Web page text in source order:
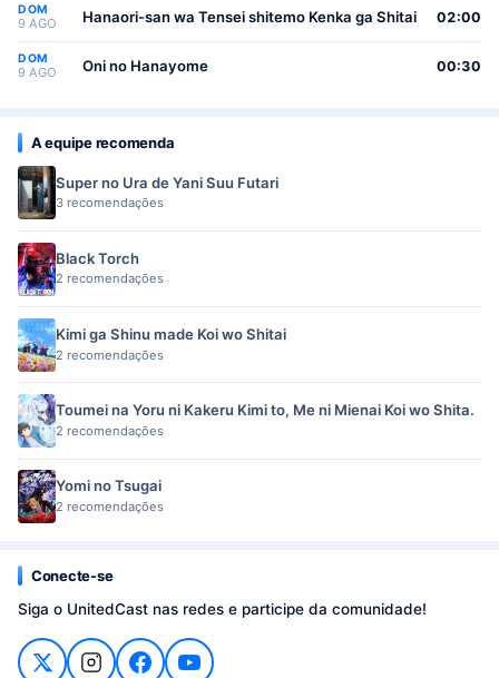
DOM
9 AGO Hanaori-san wa Tensei shitemo Kenka ga Shitai 02:00
DOM
9 AGO Oni no Hanayome 00:30
A equipe recomenda
Super no Ura de Yani Suu Futari
3 recomendações
Black Torch
2 recomendações
Kimi ga Shinu made Koi wo Shitai
2 recomendações
Toumei na Yoru ni Kakeru Kimi to, Me ni Mienai Koi wo Shita.
2 recomendações
Yomi no Tsugai
2 recomendações
Conecte-se
Siga o UnitedCast nas redes e participe da comunidade!